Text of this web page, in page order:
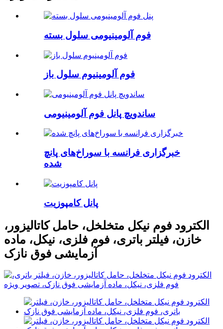
فوم آلومینیومی سلول بسته
فوم آلومینیوم سلول باز
ساندویچ پانل فوم آلومینیومی
خبرگزاری فرانسه با سوراخ‌های پانچ
شده
پانل کامپوزیت
الکترود فوم نیکل متخلخل، حامل کاتالیزور،
خازن، فیلتر باتری، فوم فلزی، نیکل، ماده
آزمایشی فوق نازک